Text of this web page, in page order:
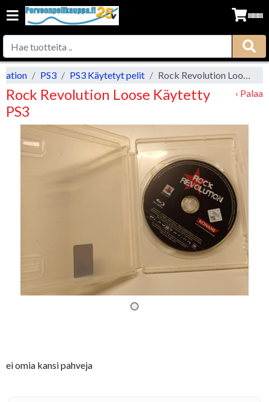
PS3 PS3 Käytetyt pelit Rock Revolution Loose Käytetty PS3
Rock Revolution Loose Käytetty
PS3
‹ Palaa
ei omia kansi pahveja